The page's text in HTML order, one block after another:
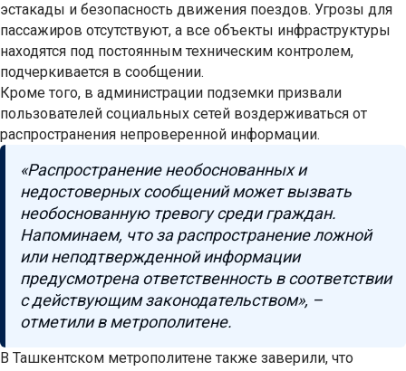
эстакады и безопасность движения поездов. Угрозы для
пассажиров отсутствуют, а все объекты инфраструктуры
находятся под постоянным техническим контролем,
подчеркивается в сообщении.
Кроме того, в администрации подземки призвали
пользователей социальных сетей воздерживаться от
распространения непроверенной информации.
«Распространение необоснованных и
недостоверных сообщений может вызвать
необоснованную тревогу среди граждан.
Напоминаем, что за распространение ложной
или неподтвержденной информации
предусмотрена ответственность в соответствии
с действующим законодательством», –
отметили в метрополитене.
В Ташкентском метрополитене также заверили, что